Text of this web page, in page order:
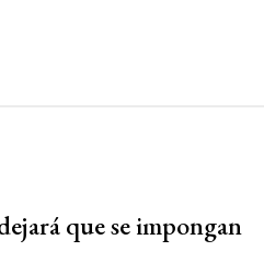
que se impongan